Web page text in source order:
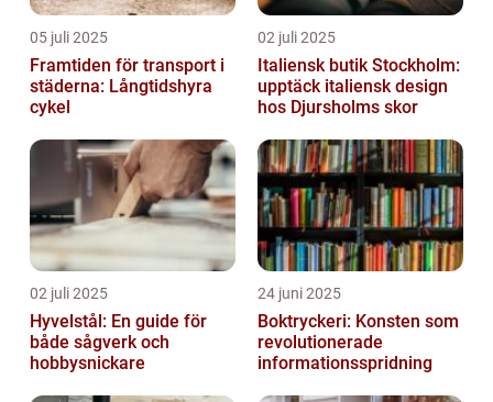
05 juli 2025
Framtiden för transport i
städerna: Långtidshyra
cykel
02 juli 2025
Italiensk butik Stockholm:
upptäck italiensk design
hos Djursholms skor
02 juli 2025
Hyvelstål: En guide för
både sågverk och
hobbysnickare
24 juni 2025
Boktryckeri: Konsten som
revolutionerade
informationsspridning